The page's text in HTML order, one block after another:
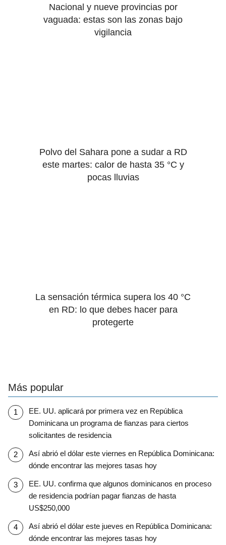
Nacional y nueve provincias por
vaguada: estas son las zonas bajo
vigilancia
Polvo del Sahara pone a sudar a RD
este martes: calor de hasta 35 °C y
pocas lluvias
La sensación térmica supera los 40 °C
en RD: lo que debes hacer para
protegerte
Más popular
EE. UU. aplicará por primera vez en República
Dominicana un programa de fianzas para ciertos
solicitantes de residencia
Así abrió el dólar este viernes en República Dominicana:
dónde encontrar las mejores tasas hoy
EE. UU. confirma que algunos dominicanos en proceso
de residencia podrían pagar fianzas de hasta
US$250,000
Así abrió el dólar este jueves en República Dominicana:
dónde encontrar las mejores tasas hoy